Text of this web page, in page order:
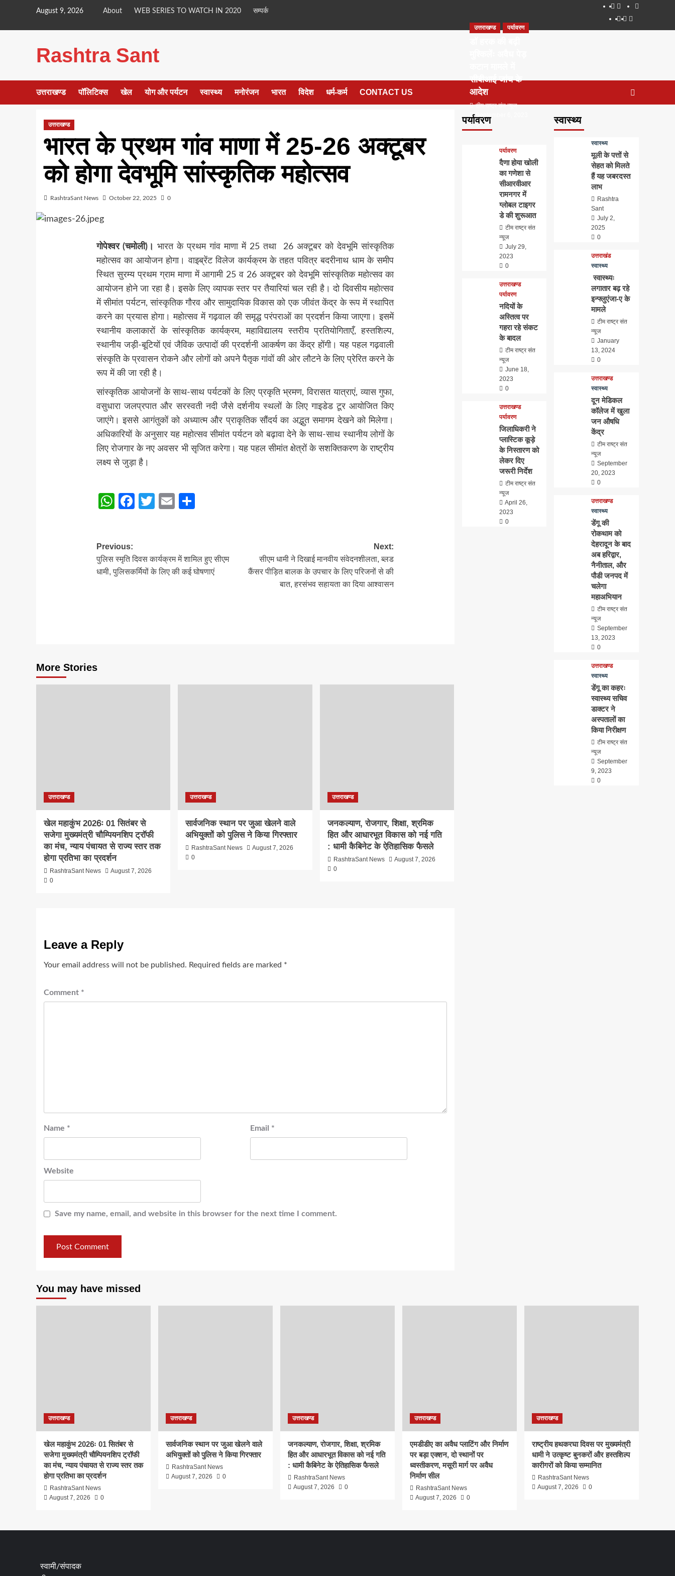
content
August 9, 2026 About WEB SERIES TO WATCH IN 2020 सम्पर्क
About
WEB
SERIES
Dehradun
Smart
Life
in
Places
to
सम्पर्क
Rashtra Sant
उत्तराखण्ड पॉलिटिक्स खेल योग और पर्यटन स्वास्थ्य मनोरंजन भारत विदेश धर्म-कर्म CONTACT US
उत्तराखण्ड
भारत के प्रथम गांव माणा में 25-26 अक्टूबर
को होगा देवभूमि सांस्कृतिक महोत्सव
RashtraSant News October 22, 2025 0
गोपेश्वर (चमोली)।
भारत के प्रथम गांव माणा में 25 तथा 26 अक्टूबर को देवभूमि सांस्कृतिक
महोत्सव का आयोजन होगा। वाइब्रेंट विलेज कार्यक्रम के तहत पवित्र बदरीनाथ धाम के समीप
स्थित सुरम्य प्रथम ग्राम माणा में आगामी 25 व 26 अक्टूबर को देवभूमि सांस्कृतिक महोत्सव का
आयोजन होने जा रहा है। इसके लिए व्यापक स्तर पर तैयारियां चल रही है। दो दिवसीय महोत्सव
में सीमांत पर्यटन, सांस्कृतिक गौरव और सामुदायिक विकास को एक जीवंत केंद्र के रूप में स्थापित
करने का प्रयास होगा। महोत्सव में गढ़वाल की समृद्ध परंपराओं का प्रदर्शन किया जाएगा। इसमें
स्थानीय कलाकारों के सांस्कृतिक कार्यक्रम, महाविद्यालय स्तरीय प्रतियोगिताएँ, हस्तशिल्प,
स्थानीय जड़ी-बूटियों एवं जैविक उत्पादों की प्रदर्शनी आकर्षण का केंद्र होंगी। यह पहल गढ़वाली
संस्कृति के प्रवासन रोकने और लोगों को अपने पैतृक गांवों की ओर लौटने के लिए प्रेरित करने के
रूप में की जा रही है।
सांस्कृतिक आयोजनों के साथ-साथ पर्यटकों के लिए प्रकृति भ्रमण, विरासत यात्राएं, व्यास गुफा,
वसुधारा जलप्रपात और सरस्वती नदी जैसे दर्शनीय स्थलों के लिए गाइडेड टूर आयोजित किए
जाएंगे। इससे आगंतुकों को अध्यात्म और प्राकृतिक सौंदर्य का अद्भुत समागम देखने को मिलेगा।
अधिकारियों के अनुसार यह महोत्सव सीमांत पर्यटन को बढ़ावा देने के साथ-साथ स्थानीय लोगों के
लिए रोजगार के नए अवसर भी सृजित करेगा। यह पहल सीमांत क्षेत्रों के सशक्तिकरण के राष्ट्रीय
लक्ष्य से जुड़ा है।
navigation
WhatsApp
Facebook
Twitter
Email
Post
navigation
Previous:
पुलिस स्मृति दिवस कार्यक्रम में शामिल हुए सीएम
धामी, पुलिसकर्मियों के लिए की कई घोषणाएं
Next:
सीएम धामी ने दिखाई मानवीय संवेदनशीलता, ब्लड
कैंसर पीड़ित बालक के उपचार के लिए परिजनों से की
बात, हरसंभव सहायता का दिया आश्वासन
More Stories
उत्तराखण्ड
खेल महाकुंभ 2026ः 01 सितंबर से
सजेगा मुख्यमंत्री चौम्पियनशिप ट्रॉफी
का मंच, न्याय पंचायत से राज्य स्तर तक
होगा प्रतिभा का प्रदर्शन
RashtraSant News
August 7, 2026
0
उत्तराखण्ड
सार्वजनिक स्थान पर जुआ खेलने वाले
अभियुक्तों को पुलिस ने किया गिरफ्तार
RashtraSant News
August 7, 2026
0
उत्तराखण्ड
जनकल्याण, रोजगार, शिक्षा, श्रमिक
हित और आधारभूत विकास को नई गति
: धामी कैबिनेट के ऐतिहासिक फैसले
RashtraSant News
August 7, 2026
0
Leave a Reply
Your email address will not be published. Required fields are marked *
Comment *
Name * Email *
Website
Save my name, email, and website in this browser for the next time I comment.
पर्यावरण
उत्तराखण्ड पर्यावरण
सीबीआई जांच के
आदेश
टीम राष्ट्र संत न्यूज
September 6, 2023
0
पर्यावरण
दैणा होया खोली
का गणेशा से
सीआरवीआर
रामनगर में
ग्लोबल टाइगर
डे की शुरूआत
टीम राष्ट्र संत
न्यूज
July 29,
2023
0
उत्तराखण्ड
पर्यावरण
नदियों के
अस्तित्व पर
गहरा रहे संकट
के बादल
टीम राष्ट्र संत
न्यूज
June 18,
2023
0
उत्तराखण्ड
पर्यावरण
जिलाधिकरी ने
प्लास्टिक कूड़े
के निस्तारण को
लेकर दिए
जरूरी निर्देश
टीम राष्ट्र संत
न्यूज
April 26,
2023
0
स्वास्थ्य
स्वास्थ्य
मूली के पत्तों से
सेहत को मिलते
हैं यह जबरदस्त
लाभ
Rashtra
Sant
July 2,
2025
0
उत्तराखंड
स्वास्थ्य
स्वास्थ्यः
लगातार बढ़ रहे
इन्फ्लुएंजा-ए के
मामले
टीम राष्ट्र संत
न्यूज
January
13, 2024
0
उत्तराखण्ड
स्वास्थ्य
दून मेडिकल
कॉलेज में खुला
जन औषधि
केंद्र
टीम राष्ट्र संत
न्यूज
September
20, 2023
0
उत्तराखण्ड
स्वास्थ्य
डेंगू की
रोकथाम को
देहरादून के बाद
अब हरिद्वार,
नैनीताल, और
पौडी जनपद में
चलेगा
महाअभियान
टीम राष्ट्र संत
न्यूज
September
13, 2023
0
उत्तराखण्ड
स्वास्थ्य
डेंगू का कहरः
स्वास्थ्य सचिव
डाक्टर ने
अस्पतालों का
किया निरीक्षण
टीम राष्ट्र संत
न्यूज
September
9, 2023
0
You may have missed
उत्तराखण्ड
खेल महाकुंभ 2026ः 01 सितंबर से
सजेगा मुख्यमंत्री चौम्पियनशिप ट्रॉफी
का मंच, न्याय पंचायत से राज्य स्तर तक
होगा प्रतिभा का प्रदर्शन
RashtraSant News
August 7, 2026
0
उत्तराखण्ड
सार्वजनिक स्थान पर जुआ खेलने वाले
अभियुक्तों को पुलिस ने किया गिरफ्तार
RashtraSant News
August 7, 2026
0
उत्तराखण्ड
जनकल्याण, रोजगार, शिक्षा, श्रमिक
हित और आधारभूत विकास को नई गति
: धामी कैबिनेट के ऐतिहासिक फैसले
RashtraSant News
August 7, 2026
0
उत्तराखण्ड
एमडीडीए का अवैध प्लाटिंग और निर्माण
पर बड़ा एक्शन, दो स्थानों पर
ध्वस्तीकरण, मसूरी मार्ग पर अवैध
निर्माण सील
RashtraSant News
August 7, 2026
0
उत्तराखण्ड
राष्ट्रीय हथकरघा दिवस पर मुख्यमंत्री
धामी ने उत्कृष्ट बुनकरों और हस्तशिल्प
कारीगरों को किया सम्मानित
RashtraSant News
August 7, 2026
0
स्वामी/संपादक